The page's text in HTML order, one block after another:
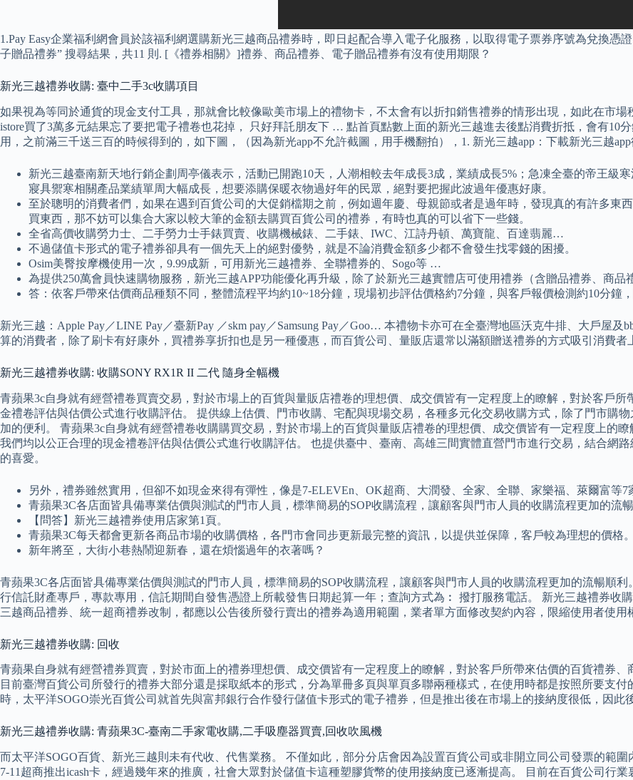
1.Pay Easy企業福利網會員於該福利網選購新光三越商品禮券時，即日起配合導入電子化服務，以取得電子票券序號為兌換
子贈品禮券” 搜尋結果，共11 則. [《禮券相關》]禮券、商品禮券、電子贈品禮券有沒有使用期限？
新光三越禮券收購: 臺中二手3c收購項目
如果視為等同於通貨的現金支付工具，那就會比較像歐美市場上的禮物卡，不太會有以折扣銷售禮券的情形出現，如此在市
istore買了3萬多元結果忘了要把電子禮卷也花掉， 只好拜託朋友下 … 點首頁點數上面的新光三越進去後點消費折抵，會有10
用，之前滿三千送三百的時候得到的，如下圖，（因為新光app不允許截圖，用手機翻拍），1. 新光三越app：下載新光三越
新光三越臺南新天地行銷企劃周亭儀表示，活動已開跑10天，人潮相較去年成長3成，業績成長5%；急凍全臺的帝王級
寢具禦寒相關產品業績單周大幅成長，想要添購保暖衣物過好年的民眾，絕對要把握此波過年優惠好康。
至於聰明的消費者們，如果在遇到百貨公司的大促銷檔期之前，例如週年慶、母親節或者是過年時，發現真的有許多東
買東西，那不妨可以集合大家以較大筆的金額去購買百貨公司的禮券，有時也真的可以省下一些錢。
全省高價收購勞力士、二手勞力士手錶買賣、收購機械錶、二手錶、IWC、江詩丹頓、萬寶龍、百達翡麗…
不過儲值卡形式的電子禮券卻具有一個先天上的絕對優勢，就是不論消費金額多少都不會發生找零錢的困擾。
Osim美臀按摩機使用一次，9.99成新，可用新光三越禮券、全聯禮券的、Sogo等 …
為提供250萬會員快速購物服務，新光三越APP功能優化再升級，除了於新光三越實體店可使用禮券（含贈品禮券、商
答：依客戶帶來估價商品種類不同，整體流程平均約10~18分鐘，現場初步評估價格約7分鐘，與客戶報價檢測約10分鐘
新光三越：Apple Pay／LINE Pay／臺新Pay ／skm pay／Samsung Pay／Goo… 本禮物卡亦可在全臺灣地區沃克牛排、大戶屋
算的消費者，除了刷卡有好康外，買禮券享折扣也是另一種優惠，而百貨公司、量販店還常以滿額贈送禮券的方式吸引消費者
新光三越禮券收購: 收購SONY RX1R II 二代 隨身全幅機
青蘋果3c自身就有經營禮卷買賣交易，對於市場上的百貨與量販店禮卷的理想價、成交價皆有一定程度上的瞭解，對於客戶
金禮卷評估與估價公式進行收購評估。 提供線上估價、門市收購、宅配與現場交易，各種多元化交易收購方式，除了門市購
加的便利。 青蘋果3c自身就有經營禮卷收購購買交易，對於市場上的百貨與量販店禮卷的理想價、成交價皆有一定程度上的
我們均以公正合理的現金禮卷評估與估價公式進行收購評估。 也提供臺中、臺南、高雄三間實體直營門市進行交易，結合網
的喜愛。
另外，禮券雖然實用，但卻不如現金來得有彈性，像是7-ELEVEn、OK超商、大潤發、全家、全聯、家樂福、萊爾富等7
青蘋果3C各店面皆具備專業估價與測試的門市人員，標準簡易的SOP收購流程，讓顧客與門市人員的收購流程更加的流暢
【問答】新光三越禮券使用店家第1頁。
青蘋果3C每天都會更新各商品市場的收購價格，各門市會同步更新最完整的資訊，以提供並保障，客戶較為理想的價格。
新年將至，大街小巷熱鬧迎新春，還在煩惱過年的衣著嗎？
青蘋果3C各店面皆具備專業估價與測試的門市人員，標準簡易的SOP收購流程，讓顧客與門市人員的收購流程更加的流暢順
行信託財產專戶，專款專用，信託期間自發售憑證上所載發售日期起算一年；查詢方式為︰ 撥打服務電話。 新光三越禮券收
三越商品禮券、統一超商禮券改制，都應以公告後所發行賣出的禮券為適用範圍，業者單方面修改契約內容，限縮使用者使用
新光三越禮券收購: 回收
青蘋果自身就有經營禮券買賣，對於市面上的禮券理想價、成交價皆有一定程度上的瞭解，對於客戶所帶來估價的百貨禮券、
目前臺灣百貨公司所發行的禮券大部分還是採取紙本的形式，分為單冊多頁與單頁多聯兩種樣式，在使用時都是按照所要支
時，太平洋SOGO崇光百貨公司就首先與富邦銀行合作發行儲值卡形式的電子禮券，但是推出後在市場上的接納度很低，因此
新光三越禮券收購: 青蘋果3C-臺南二手家電收購,二手吸塵器買賣,回收吹風機
而太平洋SOGO百貨、新光三越則未有代收、代售業務。 不僅如此，部分分店會因為設置百貨公司或非開立同公司發票的範
7-11超商推出icash卡，經過幾年來的推廣，社會大眾對於儲值卡這種塑膠貨幣的使用接納度已逐漸提高。 目前在百貨公司行